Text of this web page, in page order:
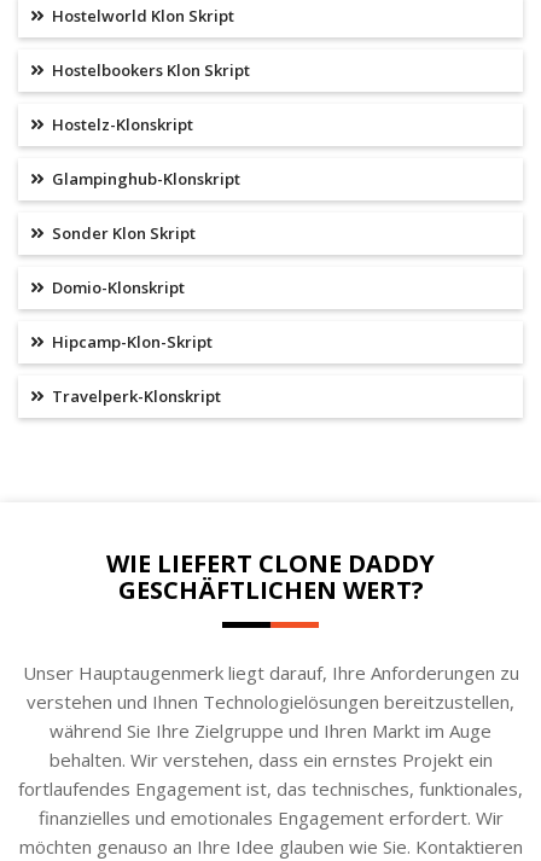
Hostelworld Klon Skript
Hostelbookers Klon Skript
Hostelz-Klonskript
Glampinghub-Klonskript
Sonder Klon Skript
Domio-Klonskript
Hipcamp-Klon-Skript
Travelperk-Klonskript
WIE LIEFERT CLONE DADDY
GESCHÄFTLICHEN WERT?
Unser Hauptaugenmerk liegt darauf, Ihre Anforderungen zu
verstehen und Ihnen Technologielösungen bereitzustellen,
während Sie Ihre Zielgruppe und Ihren Markt im Auge
behalten. Wir verstehen, dass ein ernstes Projekt ein
fortlaufendes Engagement ist, das technisches, funktionales,
finanzielles und emotionales Engagement erfordert. Wir
möchten genauso an Ihre Idee glauben wie Sie. Kontaktieren